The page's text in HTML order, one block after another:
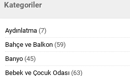
Kategoriler
Aydınlatma (7)
Bahçe ve Balkon (59)
Banyo (45)
Bebek ve Çocuk Odası (63)